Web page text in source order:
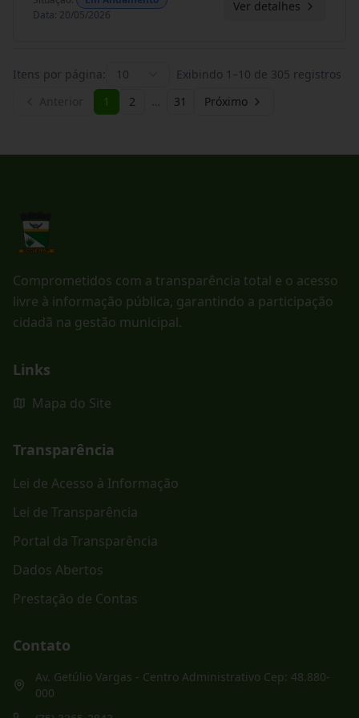
Data: 20/05/2026
Ver detalhes
Itens por página: 10 Exibindo 1 –10 de 305 registros
1 2 … 31 Próximo
Comprometidos com a transparência total e o acesso
livre à informação pública, garantindo a participação
cidadã na gestão municipal.
Links
Mapa do Site
Transparência
Lei de Acesso à Informação
Lei de Transparência
Portal da Transparência
Dados Abertos
Prestação de Contas
Contato
Av. Getúlio Vargas - Centro Administrativo Cep: 48.880-
000